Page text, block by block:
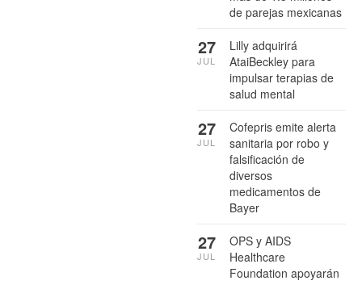
de parejas mexicanas
Lilly adquirirá
AtaiBeckley para
impulsar terapias de
salud mental
27
JUL
Cofepris emite alerta
sanitaria por robo y
falsificación de
diversos
medicamentos de
Bayer
27
JUL
OPS y AIDS
Healthcare
Foundation apoyarán
27
JUL